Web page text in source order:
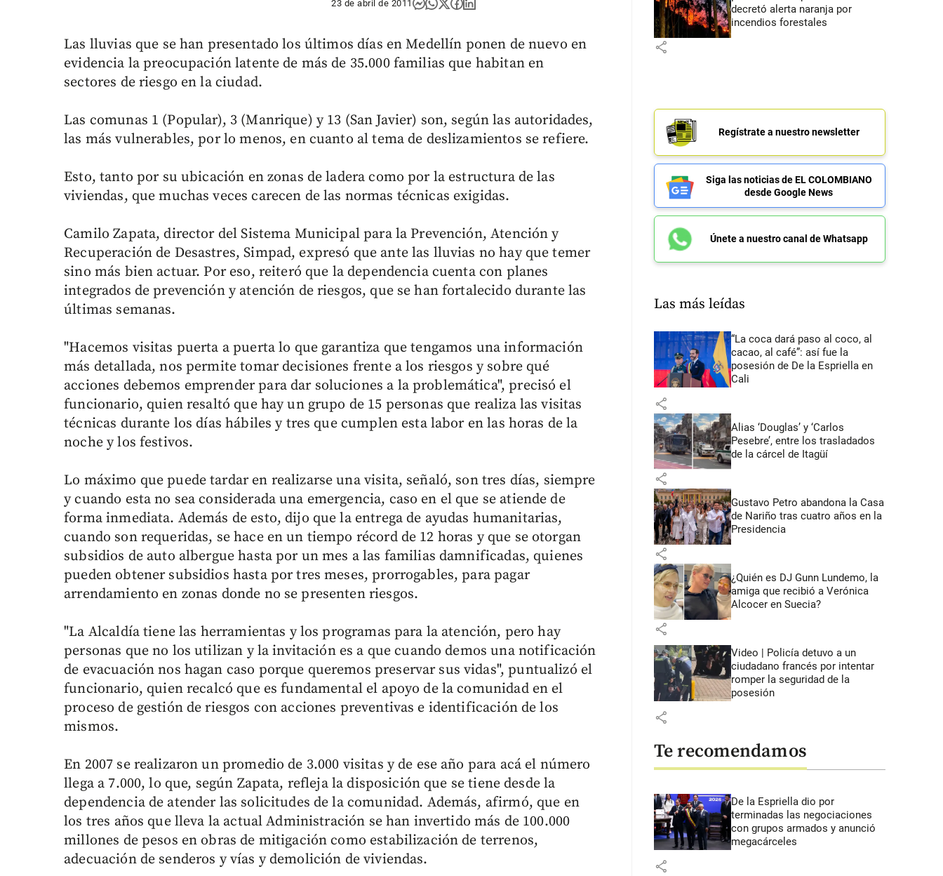
23 de abril de 2011
Las lluvias que se han presentado los últimos días en Medellín ponen de nuevo en
evidencia la preocupación latente de más de 35.000 familias que habitan en
sectores de riesgo en la ciudad.
Las comunas 1 (Popular), 3 (Manrique) y 13 (San Javier) son, según las autoridades,
las más vulnerables, por lo menos, en cuanto al tema de deslizamientos se refiere.
Esto, tanto por su ubicación en zonas de ladera como por la estructura de las
viviendas, que muchas veces carecen de las normas técnicas exigidas.
Camilo Zapata, director del Sistema Municipal para la Prevención, Atención y
Recuperación de Desastres, Simpad, expresó que ante las lluvias no hay que temer
sino más bien actuar. Por eso, reiteró que la dependencia cuenta con planes
integrados de prevención y atención de riesgos, que se han fortalecido durante las
últimas semanas.
"Hacemos visitas puerta a puerta lo que garantiza que tengamos una información
más detallada, nos permite tomar decisiones frente a los riesgos y sobre qué
acciones debemos emprender para dar soluciones a la problemática", precisó el
funcionario, quien resaltó que hay un grupo de 15 personas que realiza las visitas
técnicas durante los días hábiles y tres que cumplen esta labor en las horas de la
noche y los festivos.
Lo máximo que puede tardar en realizarse una visita, señaló, son tres días, siempre
y cuando esta no sea considerada una emergencia, caso en el que se atiende de
forma inmediata. Además de esto, dijo que la entrega de ayudas humanitarias,
cuando son requeridas, se hace en un tiempo récord de 12 horas y que se otorgan
subsidios de auto albergue hasta por un mes a las familias damnificadas, quienes
pueden obtener subsidios hasta por tres meses, prorrogables, para pagar
arrendamiento en zonas donde no se presenten riesgos.
"La Alcaldía tiene las herramientas y los programas para la atención, pero hay
personas que no los utilizan y la invitación es a que cuando demos una notificación
de evacuación nos hagan caso porque queremos preservar sus vidas", puntualizó el
funcionario, quien recalcó que es fundamental el apoyo de la comunidad en el
proceso de gestión de riesgos con acciones preventivas e identificación de los
mismos.
En 2007 se realizaron un promedio de 3.000 visitas y de ese año para acá el número
llega a 7.000, lo que, según Zapata, refleja la disposición que se tiene desde la
dependencia de atender las solicitudes de la comunidad. Además, afirmó, que en
los tres años que lleva la actual Administración se han invertido más de 100.000
millones de pesos en obras de mitigación como estabilización de terrenos,
adecuación de senderos y vías y demolición de viviendas.
decretó alerta naranja por
incendios forestales
share
Regístrate a nuestro newsletter
Siga las noticias de EL COLOMBIANO
desde Google News
Únete a nuestro canal de Whatsapp
Las más leídas
“La coca dará paso al coco, al
cacao, al café”: así fue la
posesión de De la Espriella en
Cali
share
Alias ‘Douglas’ y ‘Carlos
Pesebre’, entre los trasladados
de la cárcel de Itagüí
share
Gustavo Petro abandona la Casa
de Nariño tras cuatro años en la
Presidencia
share
¿Quién es DJ Gunn Lundemo, la
amiga que recibió a Verónica
Alcocer en Suecia?
share
Video | Policía detuvo a un
ciudadano francés por intentar
romper la seguridad de la
posesión
share
Te recomendamos
De la Espriella dio por
terminadas las negociaciones
con grupos armados y anunció
megacárceles
share